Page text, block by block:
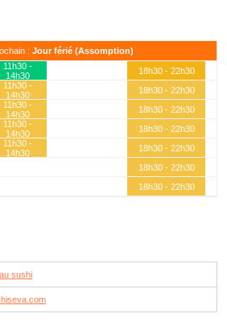
: Jour férié (Assomption)
11h30 -
14h30
18h30 - 22h30
11h30 -
14h30
18h30 - 22h30
11h30 -
14h30
18h30 - 22h30
11h30 -
14h30
18h30 - 22h30
11h30 -
14h30
18h30 - 22h30
18h30 - 22h30
18h30 - 22h30
sushi